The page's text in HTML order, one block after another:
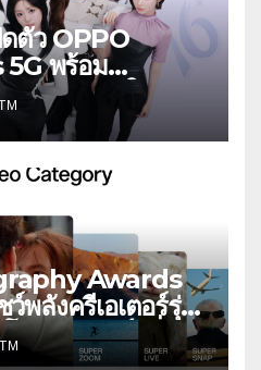
ตัว OPPO
5G พร้อม
ใน
ชวนสัมผัส
าพมุมกว้างพิเศษที่
บ 4 สี 4 เทรนดี้
Awards
พลังครีเอเตอร์รุ่น
คอนเทนต์ เพิ่ม
ครั้งแรก